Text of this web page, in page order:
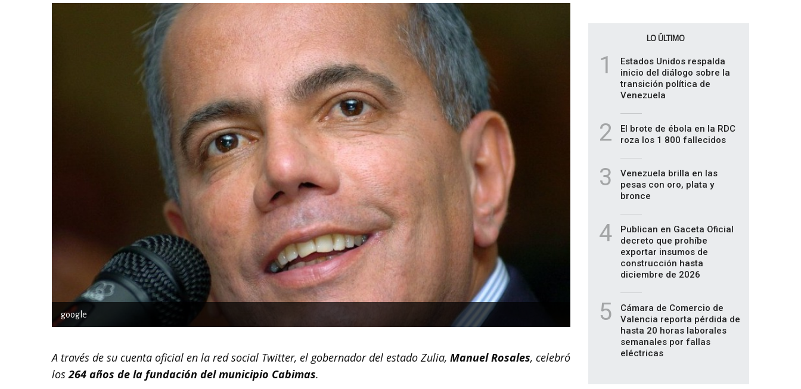
google
A través de su cuenta oficial en la red social Twitter, el gobernador del estado Zulia, Manuel Rosales, celebró
los264 años de la fundación del municipio Cabimas.
LO ÚLTIMO
1
Estados Unidos respalda
inicio del diálogo sobre la
transición política de
Venezuela
2
El brote de ébola en la RDC
roza los 1 800 fallecidos
3
Venezuela brilla en las
pesas con oro, plata y
bronce
4
Publican en Gaceta Oficial
decreto que prohíbe
exportar insumos de
construcción hasta
diciembre de 2026
5
Cámara de Comercio de
Valencia reporta pérdida de
hasta 20 horas laborales
semanales por fallas
eléctricas